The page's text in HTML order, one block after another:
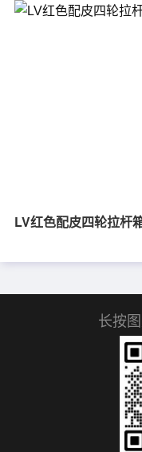
LV红色配皮四‮拉
长按